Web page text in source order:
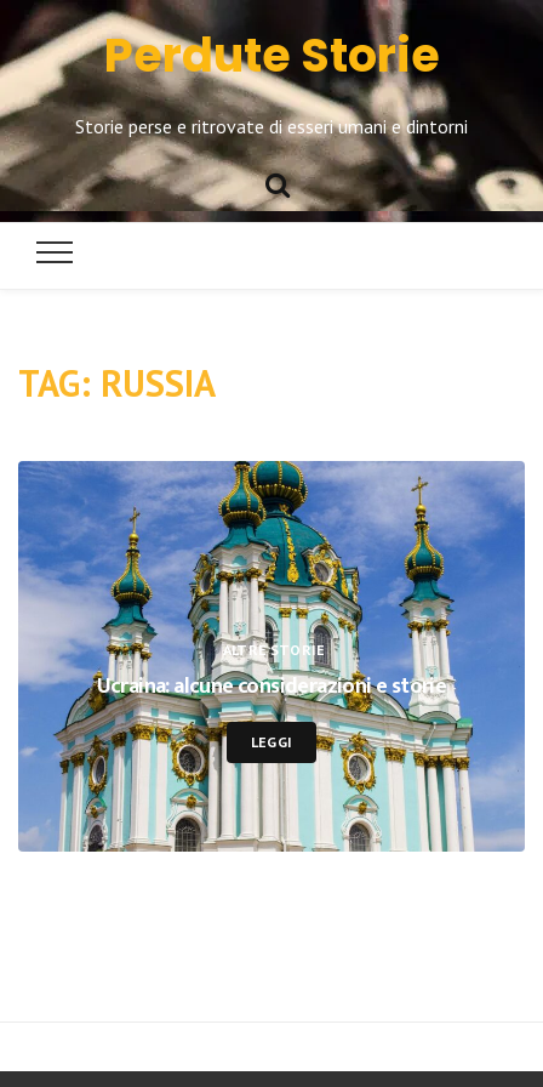
Perdute Storie
Storie perse e ritrovate di esseri umani e dintorni
TAG: RUSSIA
ALTRE STORIE
Ucraina: alcune considerazioni e storie
LEGGI